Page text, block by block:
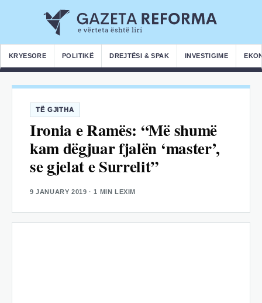
KRYESORE POLITIKË DREJTËSI & SPAK INVESTIGIME
TË GJITHA
Ironia e Ramës: “Më shumë
kam dëgjuar fjalën ‘master’,
se gjelat e Surrelit”
9 JANUARY 2019 · 1 MIN LEXIM